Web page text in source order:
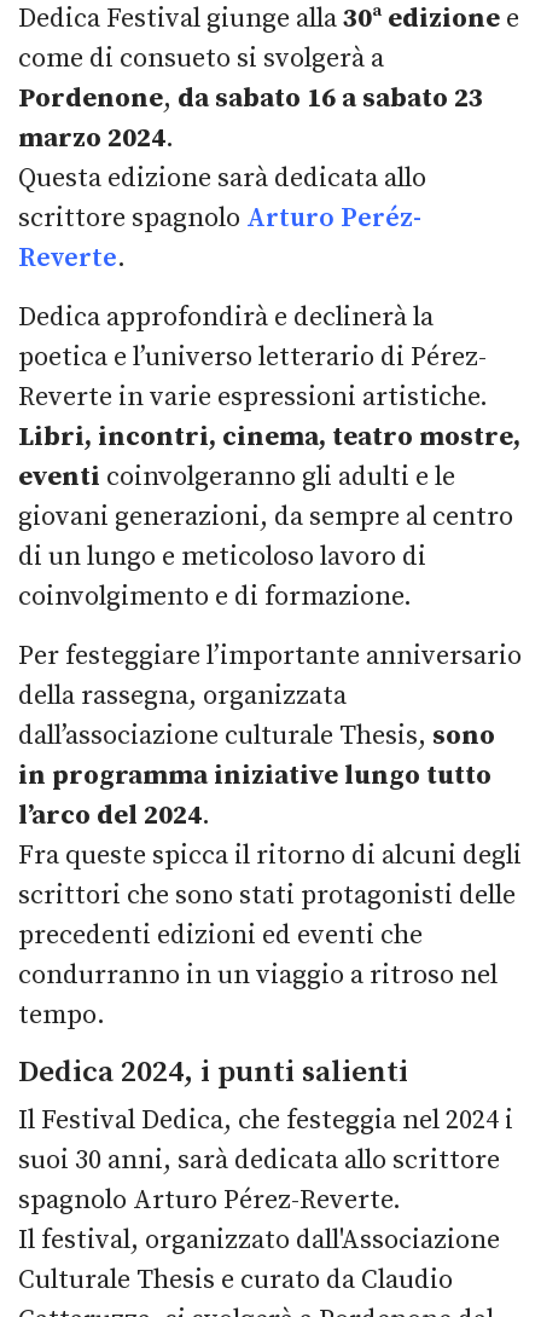
Dedica Festival giunge alla30ª edizione e
come di consueto si svolgerà a
Pordenone, da sabato 16 a sabato 23
marzo 2024.
Questa edizione sarà dedicata allo
scrittore spagnolo Arturo Peréz-
Reverte.
Dedica approfondirà e declinerà la
poetica e l’universo letterario di Pérez-
Reverte in varie espressioni artistiche.
Libri, incontri, cinema, teatro mostre,
eventi coinvolgeranno gli adulti e le
giovani generazioni, da sempre al centro
di un lungo e meticoloso lavoro di
coinvolgimento e di formazione.
Per festeggiare l’importante anniversario
della rassegna, organizzata
dall’associazione culturale Thesis, sono
in programma iniziative lungo tutto
l’arco del 2024.
Fra queste spicca il ritorno di alcuni degli
scrittori che sono stati protagonisti delle
precedenti edizioni ed eventi che
condurranno in un viaggio a ritroso nel
tempo.
Dedica 2024, i punti salienti
Il Festival Dedica, che festeggia nel 2024 i
suoi 30 anni, sarà dedicata allo scrittore
spagnolo Arturo Pérez-Reverte.
Il festival, organizzato dall'Associazione
Culturale Thesis e curato da Claudio